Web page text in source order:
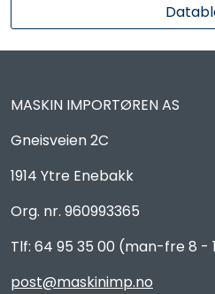
MASKIN IMPORTØREN AS
Gneisveien 2C
1914 Ytre Enebakk
Org. nr. 960993365
Tlf: 64 95 35 00 (man-fre 8 -
post@maskinimp.no
Kataloger